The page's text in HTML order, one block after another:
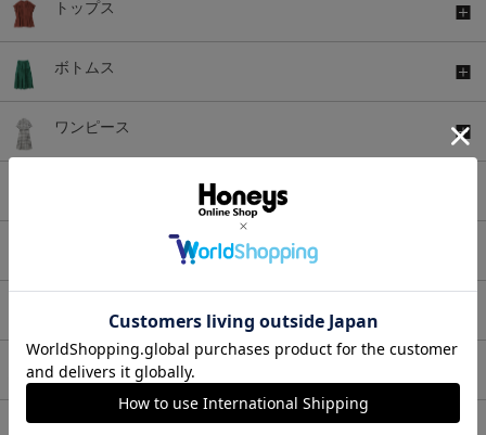
トップス
ボトムス
ワンピース
シューズ
ファッショングッズ